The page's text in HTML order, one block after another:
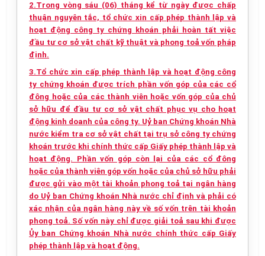
2.Trong vòng sáu (06) tháng kể từ ngày được chấp
thuận nguyên tắc, tổ chức xin cấp phép thành lập và
hoạt động công ty chứng khoán phải hoàn tất việc
đầu tư cơ sở vật chất kỹ thuật và phong toả vốn pháp
định.
3.Tổ chức xin cấp phép thành lập và hoạt động công
ty chứng khoán được trích phần vốn góp của các cổ
đông hoặc của các thành viên hoặc vốn góp của chủ
sở hữu để đầu tư cơ sở vật chất phục vụ cho hoạt
động kinh doanh của công ty. Uỷ ban Chứng khoán Nhà
nước kiểm tra cơ sở vật chất tại trụ sở công ty chứng
khoán trước khi chính thức cấp Giấy phép thành lập và
hoạt động. Phần vốn góp còn lại của các cổ đông
hoặc của thành viên góp vốn hoặc của chủ sở hữu phải
được gửi vào một tài khoản phong toả tại ngân hàng
do Uỷ ban Chứng khoán Nhà nước chỉ định và phải có
xác nhận của ngân hàng này về số vốn trên tài khoản
phong toả. Số vốn này chỉ được giải toả sau khi được
Ủy ban Chứng khoán Nhà nước chính thức cấp Giấy
phép thành lập và hoạt động.